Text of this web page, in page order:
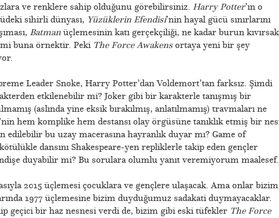
ve renklere sahip olduğunu görebilirsiniz. Harry Potter’ın o
sihirli dünyası, Yüzüklerin Efendisi’nin hayal gücü sınırlarını
Batmanüçlemesinin katı gerçekçiliği, ne kadar burun kıvırsak
buna örnektir. Peki The Force Awakensortaya yeni bir şey
Leader Snoke, Harry Potter’dan Voldemort’tan farksız. Şimdi
etkilenebilir mi? Joker gibi bir karakterle tanışmış bir
(aslında yine eksik bırakılmış, anlatılmamış) travmaları ne
hem komplike hem destansı olay örgüsüne tanıklık etmiş bir
bu uzay macerasına hayranlık duyar mı? Game of
dansını Shakespeare-yen repliklerle takip eden gençler
duyabilir mi? Bu sorulara olumlu yanıt veremiyorum maalesef.
2015 üçlemesi çocuklara ve gençlere ulaşacak. Ama onlar bizim
1977 üçlemesine bizim duyduğumuz sadakati duymayacaklar.
geçici bir haz nesnesi verdi de, bizim gibi eski tüfekler The Force